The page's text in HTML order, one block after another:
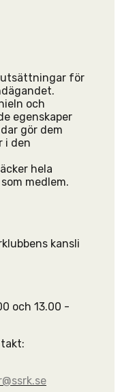
för
och
egenskaper
gör dem
i den
hela
medlem.
kansli
och 13.00 -